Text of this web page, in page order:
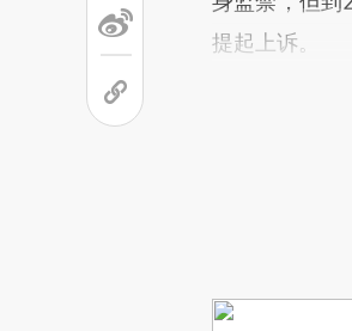
提起上诉。